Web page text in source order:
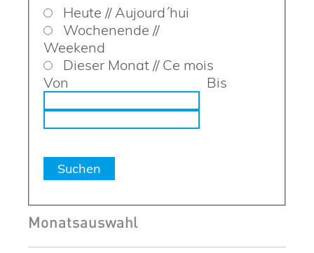
Heute // Aujourd´hui
Wochenende //
Weekend
Dieser Monat // Ce mois
Von
Bis
Monatsauswahl